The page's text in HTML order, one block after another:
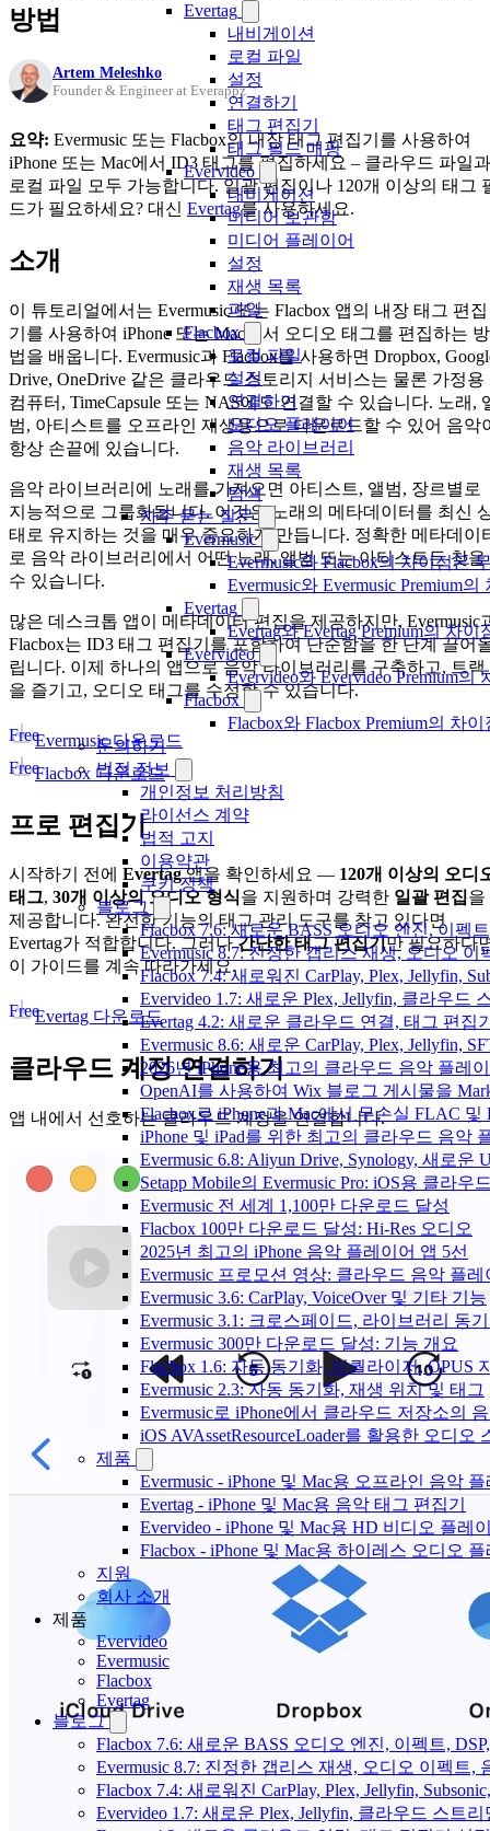
Evertag
내비게이션
로컬 파일
설정
연결하기
태그 편집기
태그 필드 매핑
Evervideo
내비게이션
미디어 보관함
미디어 플레이어
설정
재생 목록
파일
Flacbox
로컬 파일
설정
연결하기
오디오 플레이어
음악 라이브러리
재생 목록
탐색
자주 묻는 질문
Evermusic
Evermusic와 Flacbox의 차이점은
Evermusic와 Evermusic Premium의
Evertag
Evertag와 Evertag Premium의 차
Evervideo
Evervideo와 Evervideo Premium의
Flacbox
Flacbox와 Flacbox Premium의 차
문의하기
법적 정보
개인정보 처리방침
라이선스 계약
법적 고지
이용약관
쿠키 정책
블로그
Flacbox 7.6: 새로운 BASS 오디오 엔진, 이펙
Evermusic 8.7: 진정한 갭리스 재생, 오디오
Flacbox 7.4: 새로워진 CarPlay, Plex, Jellyfin,
Evervideo 1.7: 새로운 Plex, Jellyfin, 클라우드
Evertag 4.2: 새로운 클라우드 연결, 태그 편집
Evermusic 8.6: 새로운 CarPlay, Plex, Jellyfin,
2026년 iPhone용 최고의 클라우드 음악 플레
OpenAI를 사용하여 Wix 블로그 게시물을
Flacbox로 iPhone과 Mac에서 무손실 FLAC 및
iPhone 및 iPad를 위한 최고의 클라우드 음악
Evermusic 6.8: Aliyun Drive, Synology, 새로운
Setapp Mobile의 Evermusic Pro: iOS용 클라우
Evermusic 전 세계 1,100만 다운로드 달성
Flacbox 100만 다운로드 달성: Hi-Res 오디오
2025년 최고의 iPhone 음악 플레이어 앱 5선
Evermusic 프로모션 영상: 클라우드 음악 플레
Evermusic 3.6: CarPlay, VoiceOver 및 기타 기능
Evermusic 3.1: 크로스페이드, 라이브러리 동
Evermusic 300만 다운로드 달성: 기능 개요
Flacbox 1.6: 자동 동기화, 이퀄라이저, OPUS
Evermusic 2.3: 자동 동기화, 재생 위치 및 태그
Evermusic로 iPhone에서 클라우드 저장소의
iOS AVAssetResourceLoader를 활용한 오디오
제품
Evermusic - iPhone 및 Mac용 오프라인 음악
Evertag - iPhone 및 Mac용 음악 태그 편집기
Evervideo - iPhone 및 Mac용 HD 비디오 플레
Flacbox - iPhone 및 Mac용 하이레스 오디오
지원
회사 소개
제품
Evervideo
Evermusic
Flacbox
Evertag
블로그
Flacbox 7.6: 새로운 BASS 오디오 엔진, 이펙트,
Evermusic 8.7: 진정한 갭리스 재생, 오디오 이펙트
Flacbox 7.4: 새로워진 CarPlay, Plex, Jellyfin,
Evervideo 1.7: 새로운 Plex, Jellyfin, 클라우드 스트
방법
Artem Meleshko
Founder & Engineer at Everappz
요약: Evermusic 또는 Flacbox의 내장 태그 편집기를 사용하여
iPhone 또는 Mac에서 ID3 태그를 편집하세요 – 클라우드 파일과
로컬 파일 모두 가능합니다. 일괄 편집이나 120개 이상의 태그
드가 필요하세요? 대신 Evertag를 사용하세요.
소개
이 튜토리얼에서는 Evermusic 또는 Flacbox 앱의 내장 태그 편집
기를 사용하여 iPhone 또는 Mac에서 오디오 태그를 편집하는 방
법을 배웁니다. Evermusic과 Flacbox를 사용하면 Dropbox,
Drive, OneDrive 같은 클라우드 스토리지 서비스는 물론 가정용
컴퓨터, TimeCapsule 또는 NAS에도 연결할 수 있습니다. 노래,
범, 아티스트를 오프라인 재생용으로 다운로드할 수 있어 음악
항상 손끝에 있습니다.
음악 라이브러리에 노래를 가져오면 아티스트, 앨범, 장르별로
지능적으로 그룹화됩니다. 이것은 노래의 메타데이터를 최신
태로 유지하는 것을 매우 중요하게 만듭니다. 정확한 메타데이
로 음악 라이브러리에서 어떤 노래, 앨범 또는 아티스트든 찾을
수 있습니다.
많은 데스크톱 앱이 메타데이터 편집을 제공하지만, Evermusic
Flacbox는 ID3 태그 편집기를 포함하여 단순함을 한 단계 끌어
립니다. 이제 하나의 앱으로 음악 라이브러리를 구축하고, 트랙
을 즐기고, 오디오 태그를 수정할 수 있습니다.
Evermusic 다운로드
Free
Flacbox 다운로드
Free
프로 편집기
시작하기 전에 Evertag앱을 확인하세요 — 120개 이상의 오디
태그, 30개 이상의 오디오 형식을 지원하며 강력한 일괄 편집을
제공합니다. 완전한 기능의 태그 관리 도구를 찾고 있다면
Evertag가 적합합니다. 그러나간단한 태그 편집기만 필요하다
이 가이드를 계속 따라가세요.
Evertag 다운로드
Free
클라우드 계정 연결하기
앱 내에서 선호하는 클라우드 계정을 연결합니다.